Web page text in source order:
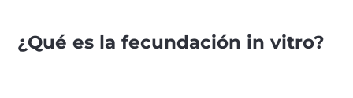
¿Qué es la fecundación in vitro?